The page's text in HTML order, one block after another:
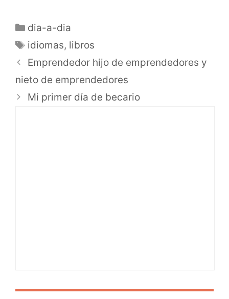
dia-a-dia
idiomas, libros
Emprendedor hijo de emprendedores y
nieto de emprendedores
Mi primer día de becario